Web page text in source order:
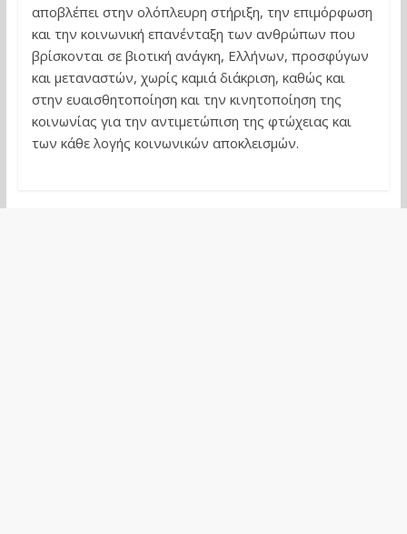
αποβλέπει στην ολόπλευρη στήριξη, την επιμόρφωση
και την κοινωνική επανένταξη των ανθρώπων που
βρίσκονται σε βιοτική ανάγκη, Ελλήνων, προσφύγων
και μεταναστών, χωρίς καμιά διάκριση, καθώς και
στην ευαισθητοποίηση και την κινητοποίηση της
κοινωνίας για την αντιμετώπιση της φτώχειας και
των κάθε λογής κοινωνικών αποκλεισμών.